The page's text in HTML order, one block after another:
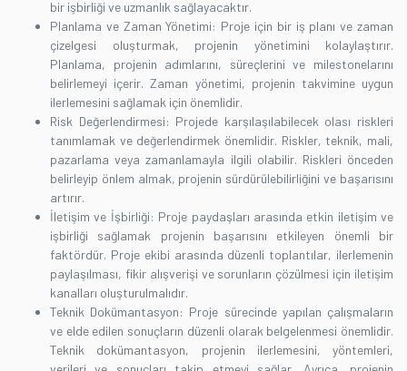
bir işbirliği ve uzmanlık sağlayacaktır.
Planlama ve Zaman Yönetimi: Proje için bir iş planı ve zaman
çizelgesi oluşturmak, projenin yönetimini kolaylaştırır.
Planlama, projenin adımlarını, süreçlerini ve milestonelarını
belirlemeyi içerir. Zaman yönetimi, projenin takvimine uygun
ilerlemesini sağlamak için önemlidir.
Risk Değerlendirmesi: Projede karşılaşılabilecek olası riskleri
tanımlamak ve değerlendirmek önemlidir. Riskler, teknik, mali,
pazarlama veya zamanlamayla ilgili olabilir. Riskleri önceden
belirleyip önlem almak, projenin sürdürülebilirliğini ve başarısını
artırır.
İletişim ve İşbirliği: Proje paydaşları arasında etkin iletişim ve
işbirliği sağlamak projenin başarısını etkileyen önemli bir
faktördür. Proje ekibi arasında düzenli toplantılar, ilerlemenin
paylaşılması, fikir alışverişi ve sorunların çözülmesi için iletişim
kanalları oluşturulmalıdır.
Teknik Dokümantasyon: Proje sürecinde yapılan çalışmaların
ve elde edilen sonuçların düzenli olarak belgelenmesi önemlidir.
Teknik dokümantasyon, projenin ilerlemesini, yöntemleri,